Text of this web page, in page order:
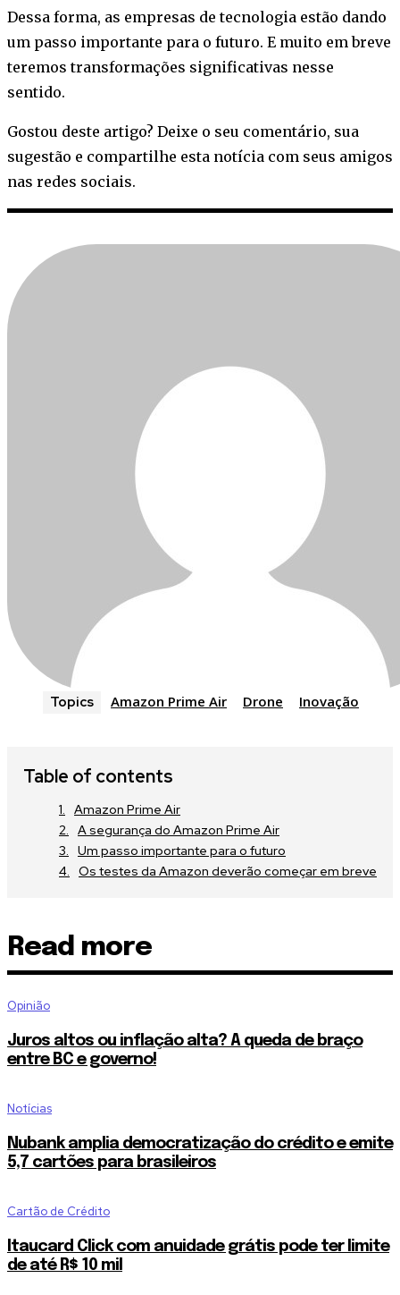
Dessa forma, as empresas de tecnologia estão dando
um passo importante para o futuro. E muito em breve
teremos transformações significativas nesse
sentido.
Gostou deste artigo? Deixe o seu comentário, sua
sugestão e compartilhe esta notícia com seus amigos
nas redes sociais.
Topics Amazon Prime Air Drone Inovação
Table of contents
Amazon Prime Air
A segurança do Amazon Prime Air
Um passo importante para o futuro
Os testes da Amazon deverão começar em breve
Read more
Opinião
Juros altos ou inflação alta? A queda de braço
entre BC e governo!
Notícias
Nubank amplia democratização do crédito e emite
5,7 cartões para brasileiros
Cartão de Crédito
Itaucard Click com anuidade grátis pode ter limite
de até R$ 10 mil